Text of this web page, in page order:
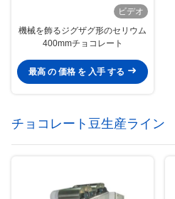
ビデオ
機械を飾るジグザグ形のセリウム
400mmチョコレート
最高 の 価格 を 入手 する
チョコレート豆生産ライン